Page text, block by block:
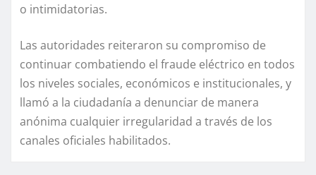
o intimidatorias.
Las autoridades reiteraron su compromiso de
continuar combatiendo el fraude eléctrico en todos
los niveles sociales, económicos e institucionales, y
llamó a la ciudadanía a denunciar de manera
anónima cualquier irregularidad a través de los
canales oficiales habilitados.